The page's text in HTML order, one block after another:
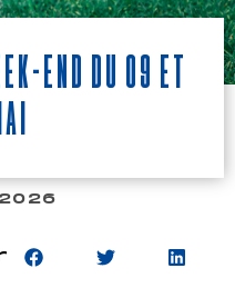
end du 09 et